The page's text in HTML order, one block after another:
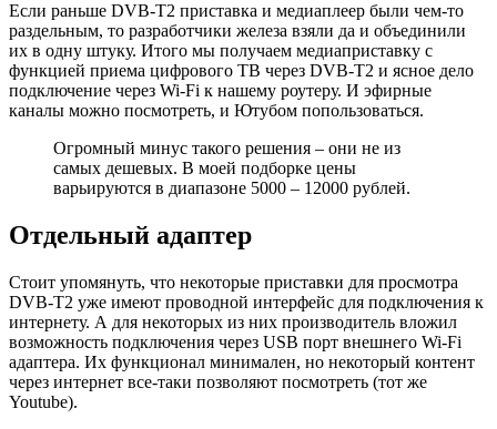
Если раньше DVB-T2 приставка и медиаплеер были чем-то
раздельным, то разработчики железа взяли да и объединили
их в одну штуку. Итого мы получаем медиаприставку с
функцией приема цифрового ТВ через DVB-T2 и ясное дело
подключение через Wi-Fi к нашему роутеру. И эфирные
каналы можно посмотреть, и Ютубом попользоваться.
Огромный минус такого решения – они не из
самых дешевых. В моей подборке цены
варьируются в диапазоне 5000 – 12000 рублей.
Отдельный адаптер
Стоит упомянуть, что некоторые приставки для просмотра
DVB-T2 уже имеют проводной интерфейс для подключения к
интернету. А для некоторых из них производитель вложил
возможность подключения через USB порт внешнего Wi-Fi
адаптера. Их функционал минимален, но некоторый контент
через интернет все-таки позволяют посмотреть (тот же
Youtube).